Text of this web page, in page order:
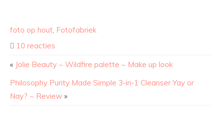
foto op hout, Fotofabriek
10 reacties
« Jolie Beauty ~ Wildfire palette ~ Make up look
Philosophy Purity Made Simple 3-in-1 Cleanser Yay or
Nay? ~ Review »